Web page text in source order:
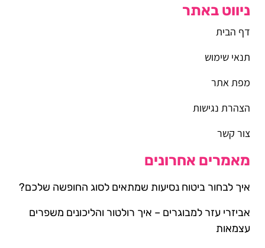
ניווט באתר
דף הבית
תנאי שימוש
מפת אתר
הצהרת נגישות
צור קשר
מאמרים אחרונים
איך לבחור ביטוח נסיעות שמתאים לסוג החופשה שלכם?
אביזרי עזר למבוגרים – איך רולטור והליכונים משפרים
עצמאות